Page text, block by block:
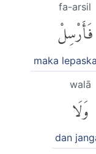
fa-arsil
فَأَرْسِلْ
maka
walā
وَلَا
dan